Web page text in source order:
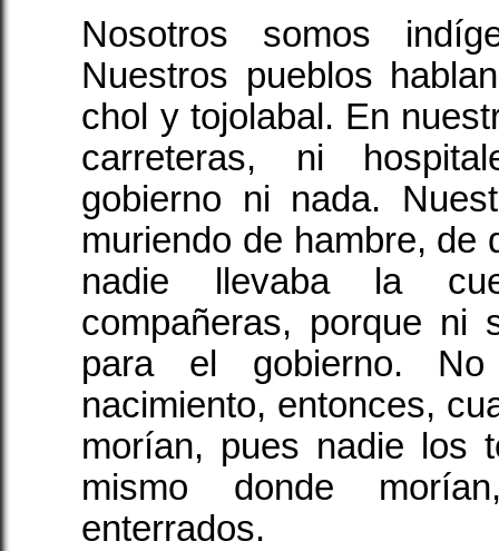
Nosotros somos
Nuestros pueblos
chol y tojolabal. En
carreteras, ni
gobierno ni nada.
muriendo de hambre, de
nadie llevaba la
compañeras, porque ni
para el gobierno.
nacimiento, entonces,
morían, pues nadie los
mismo donde
enterrados.